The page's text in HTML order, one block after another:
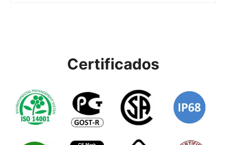
Certificados